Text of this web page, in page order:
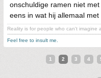
onschuldige ramen niet
eens in wat hij allemaal met
Reality is for people who can't imagine
Feel free to insult me.
1 2 3 4